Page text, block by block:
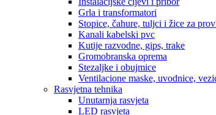
Grla i transformatori
Stopice, čahure, tuljci i žice za
Kanali kabelski pvc
Kutije razvodne, gips, trake
Gromobranska oprema
Stezaljke i obujmice
Ventilacione maske, uvodnice,
Rasvjetna tehnika
Unutarnja rasvjeta
LED rasvjeta